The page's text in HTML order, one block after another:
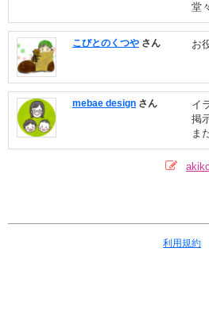
堂
こびとのくつや さん お
mebae design さん
イ
掲
ま
利用規約